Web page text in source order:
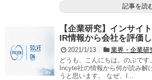
記事を読
【企業研究】インサイ
IR情報から会社を評価し
2021/1/13
業界・企業研
どうも、こんにちは。のぶです
Incyte社の情報から何が読み解
うと思います。 なぜ、I...